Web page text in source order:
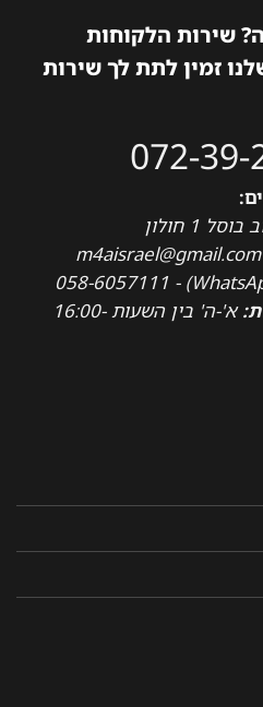
שירות הלקוחות
זמין לתת לך שירות
072-
1 חולון
א'-ה' בין השעות 16:00-